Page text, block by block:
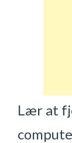
Lær at